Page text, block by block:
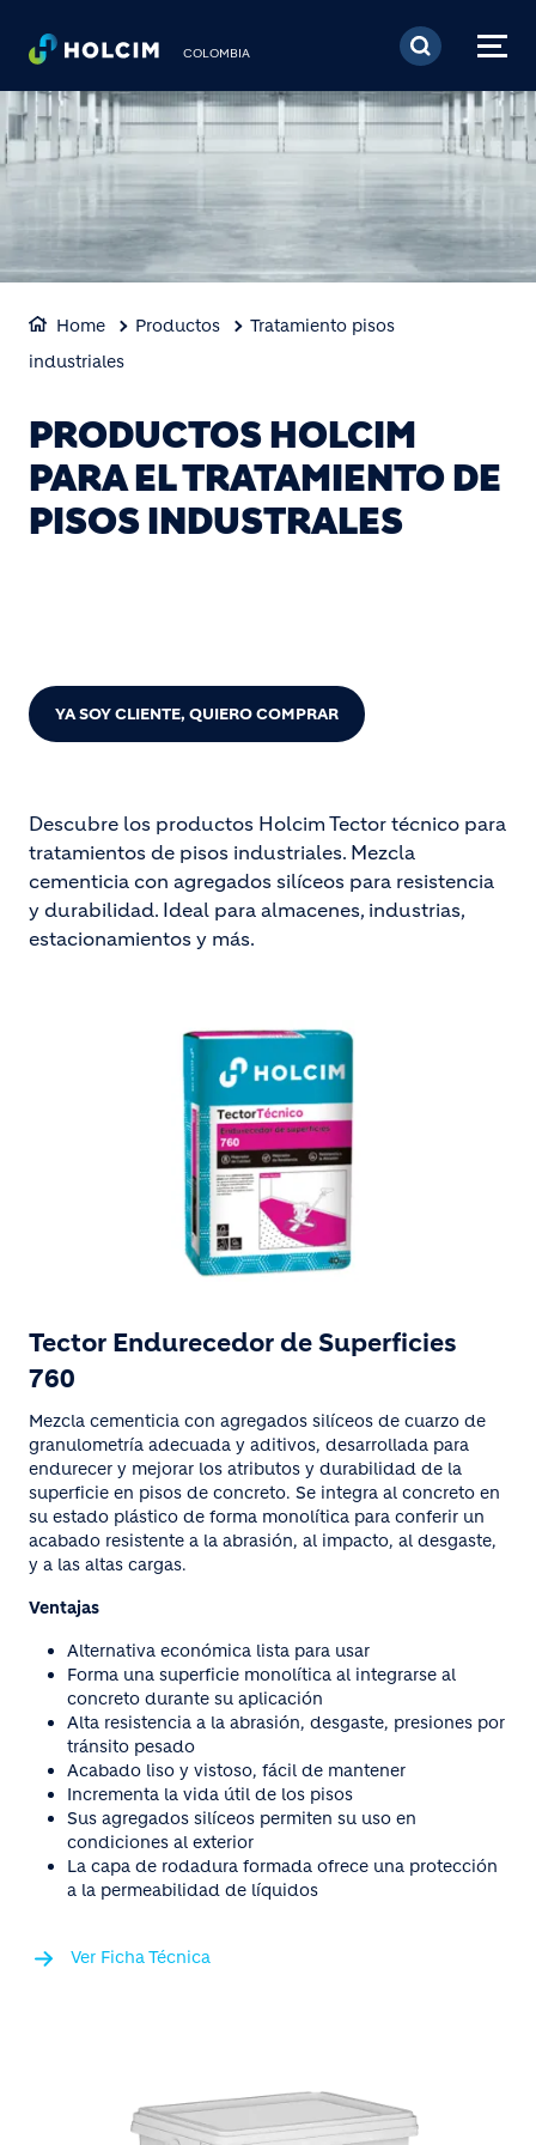
Pasar al contenido
COLOMBIA
Home Productos
Tratamiento pisos
industriales
PRODUCTOS HOLCIM
PARA EL TRATAMIENTO DE
PISOS INDUSTRALES
YA SOY CLIENTE, QUIERO COMPRAR
Descubre los productos Holcim Tector técnico para
tratamientos de pisos industriales. Mezcla
cementicia con agregados silíceos para resistencia
y durabilidad. Ideal para almacenes, industrias,
estacionamientos y más.
Tector Endurecedor de Superficies
760
Mezcla cementicia con agregados silíceos de cuarzo de
granulometría adecuada y aditivos, desarrollada para
endurecer y mejorar los atributos y durabilidad de la
superficie en pisos de concreto. Se integra al concreto en
su estado plástico de forma monolítica para conferir un
acabado resistente a la abrasión, al impacto, al desgaste,
y a las altas cargas.
Ventajas
Alternativa económica lista para usar
Forma una superficie monolítica al integrarse al
concreto durante su aplicación
Alta resistencia a la abrasión, desgaste, presiones por
tránsito pesado
Acabado liso y vistoso, fácil de mantener
Incrementa la vida útil de los pisos
Sus agregados silíceos permiten su uso en
condiciones al exterior
La capa de rodadura formada ofrece una protección
a la permeabilidad de líquidos
Ver Ficha Técnica